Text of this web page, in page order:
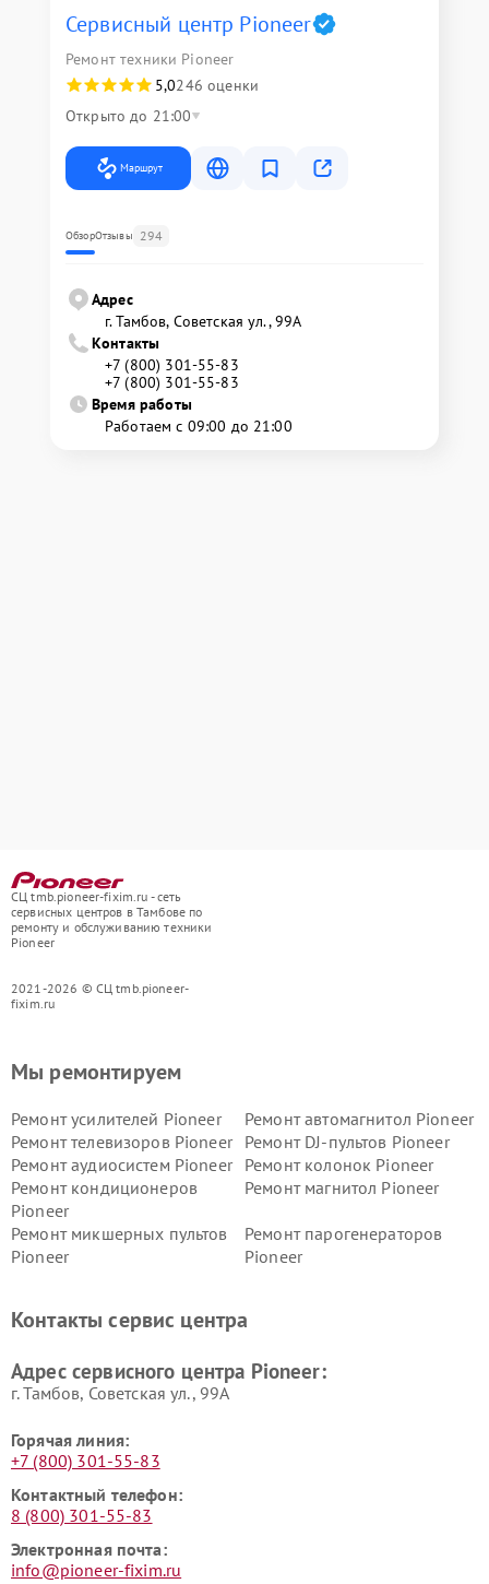
Сервисный центр Pioneer
Ремонт техники Pioneer
5,0246 оценки
Открыто до 21:00
Маршрут
ОбзорОтзывы 294
Адрес
г. Тамбов, Советская ул., 99А
Контакты
+7 (800) 301-55-83
+7 (800) 301-55-83
Время работы
Работаем с 09:00 до 21:00
СЦ tmb.pioneer-fixim.ru - сеть
сервисных центров в Тамбове по
ремонту и обслуживанию техники
Pioneer
2021-2026 © СЦ tmb.pioneer-
fixim.ru
Мы ремонтируем
Ремонт усилителей Pioneer
Ремонт автомагнитол Pioneer
Ремонт телевизоров Pioneer
Ремонт DJ-пультов Pioneer
Ремонт аудиосистем Pioneer
Ремонт колонок Pioneer
Ремонт кондиционеров
Pioneer
Ремонт магнитол Pioneer
Ремонт микшерных пультов
Pioneer
Ремонт парогенераторов
Pioneer
Контакты сервис центра
Адрес сервисного центра Pioneer:
г. Тамбов, Советская ул., 99А
Горячая линия:
+7 (800) 301-55-83
Контактный телефон:
8 (800) 301-55-83
Электронная почта:
info@pioneer-fixim.ru